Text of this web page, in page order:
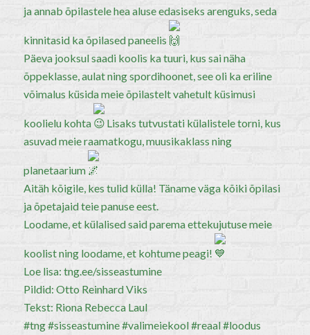
ja annab õpilastele hea aluse edasiseks arenguks, seda
kinnitasid ka õpilased paneelis
Päeva jooksul saadi koolis ka tuuri, kus sai näha
õppeklasse, aulat ning spordihoonet, see oli ka eriline
võimalus küsida meie õpilastelt vahetult küsimusi
koolielu kohta
Lisaks tutvustati külalistele torni, kus
asuvad meie raamatkogu, muusikaklass ning
planetaarium
Aitäh kõigile, kes tulid külla! Täname väga kõiki õpilasi
ja õpetajaid teie panuse eest.
Loodame, et külalised said parema ettekujutuse meie
koolist ning loodame, et kohtume peagi!
Loe lisa: tng.ee/sisseastumine
Pildid: Otto Reinhard Viks
Tekst: Riona Rebecca Laul
#tng#sisseastumine#valimeiekool#reaal#loodus